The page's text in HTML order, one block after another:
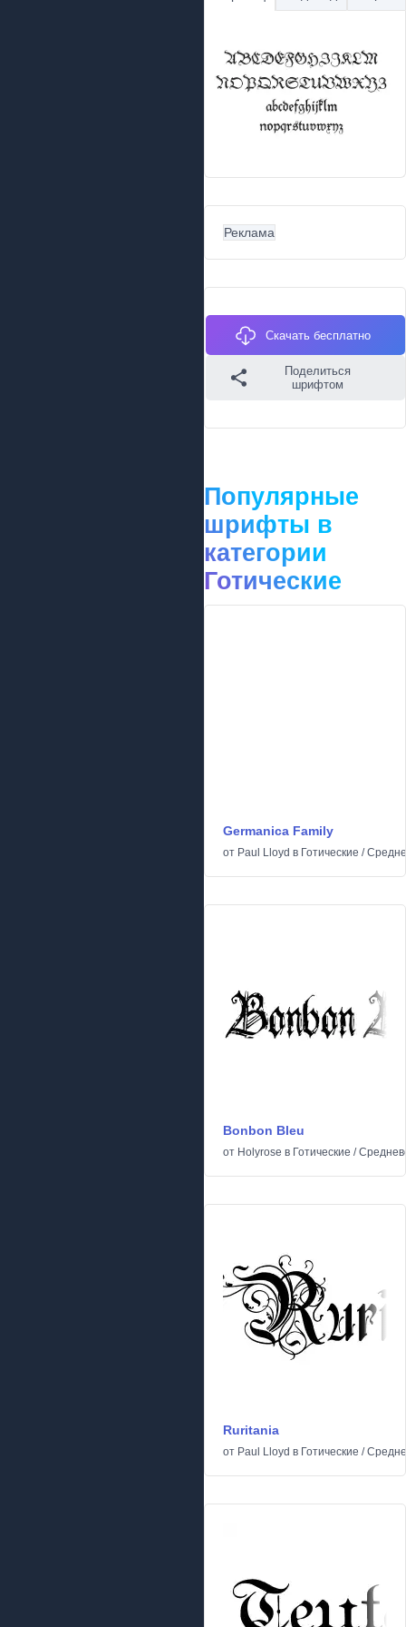
Реклама
Скачать бесплатно
Поделиться
шрифтом
Популярные
шрифты в
категории
Готические
Germanica Family
от Paul Lloyd в Готические /
Bonbon Bleu
от Holyrose в Готические /
Ruritania
от Paul Lloyd в Готические /